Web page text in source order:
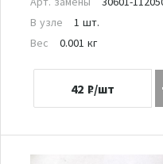
В узле
1 шт.
Вес
0.001 кг
42 ₽/шт